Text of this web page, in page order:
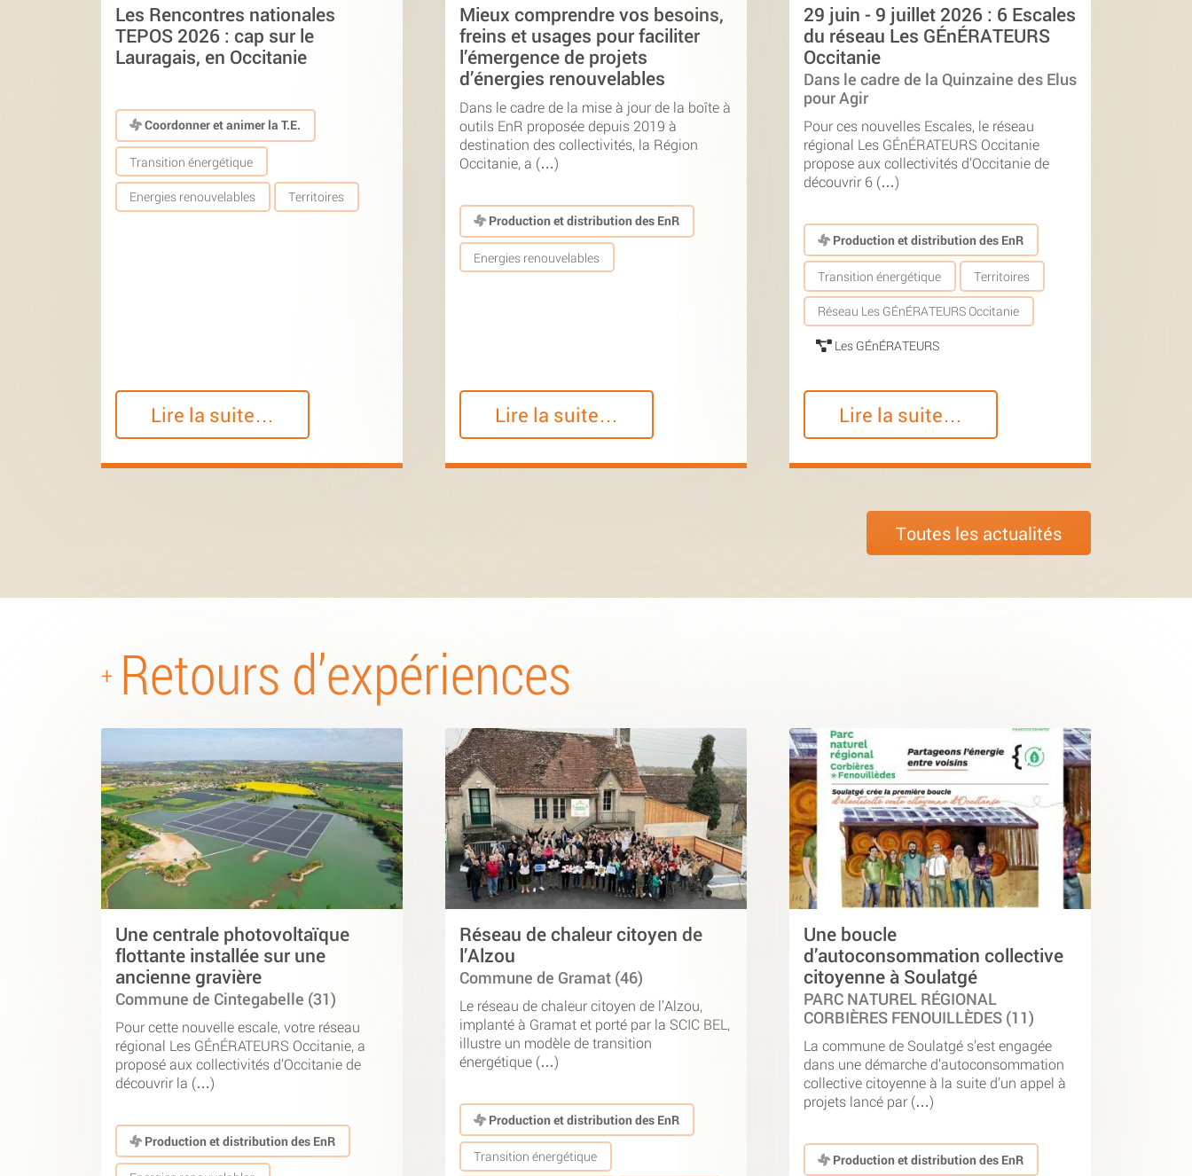
Les Rencontres nationales
TEPOS 2026 : cap sur le
Lauragais, en Occitanie
Coordonner et animer la T.E.
Transition énergétique
Energies renouvelables Territoires
Lire la suite…
Mieux comprendre vos besoins,
freins et usages pour faciliter
l’émergence de projets
d’énergies renouvelables
Dans le cadre de la mise à jour de la boîte à
outils EnR proposée depuis 2019 à
destination des collectivités, la Région
Occitanie, a (…)
Production et distribution des EnR
Energies renouvelables
Lire la suite…
29 juin - 9 juillet 2026 : 6 Escales
du réseau Les GÉnÉRATEURS
Occitanie
Dans le cadre de la Quinzaine des Elus
pour Agir
Pour ces nouvelles Escales, le réseau
régional Les GÉnÉRATEURS Occitanie
propose aux collectivités d’Occitanie de
découvrir 6 (…)
Production et distribution des EnR
Transition énergétique Territoires
Réseau Les GÉnÉRATEURS Occitanie
Les GÉnÉRATEURS
Lire la suite…
Toutes les actualités
+ Retours d’expériences
Une centrale photovoltaïque
flottante installée sur une
ancienne gravière
Commune de Cintegabelle (31)
Pour cette nouvelle escale, votre réseau
régional Les GÉnÉRATEURS Occitanie, a
proposé aux collectivités d’Occitanie de
découvrir la (…)
Production et distribution des EnR
Réseau de chaleur citoyen de
l’Alzou
Commune de Gramat (46)
Le réseau de chaleur citoyen de l’Alzou,
implanté à Gramat et porté par la SCIC BEL,
illustre un modèle de transition
énergétique (…)
Production et distribution des EnR
Transition énergétique
Une boucle
d’autoconsommation collective
citoyenne à Soulatgé
PARC NATUREL RÉGIONAL
CORBIÈRES FENOUILLÈDES (11)
La commune de Soulatgé s’est engagée
dans une démarche d’autoconsommation
collective citoyenne à la suite d’un appel à
projets lancé par (…)
Production et distribution des EnR